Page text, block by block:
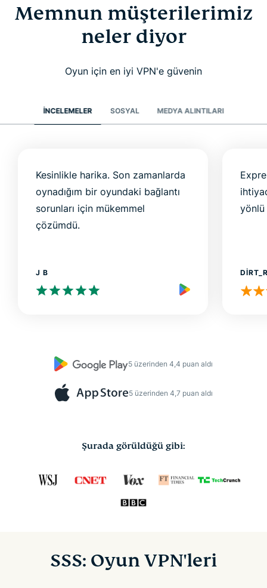
Memnun müşterilerimiz
neler diyor
Oyun için en iyi VPN'e güvenin
İNCELEMELER SOSYAL MEDYA ALINTILARI
Kesinlikle harika. Son zamanlarda
oynadığım bir oyundaki bağlantı
sorunları için mükemmel
çözümdü.
J B
5 üzerinden 4,4 puan aldı
5 üzerinden 4,7 puan aldı
Şurada görüldüğü gibi:
SSS: Oyun VPN'leri